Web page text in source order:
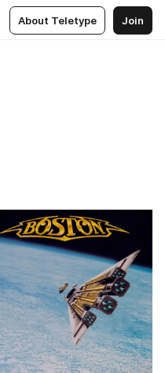
About Teletype Join